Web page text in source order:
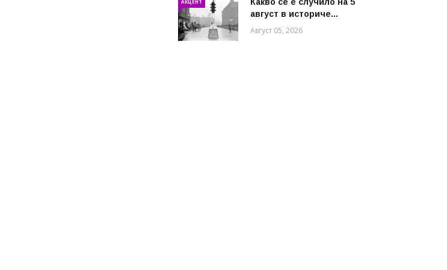
АКЦЕНТ
Какво се е случило на 5
август в историче...
Август 05, 2026